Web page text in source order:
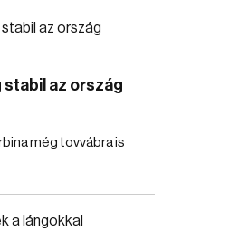
stabil az ország
még tovvábra is